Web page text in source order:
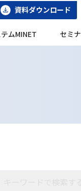
資料ダウンロード
ムMINET セミ